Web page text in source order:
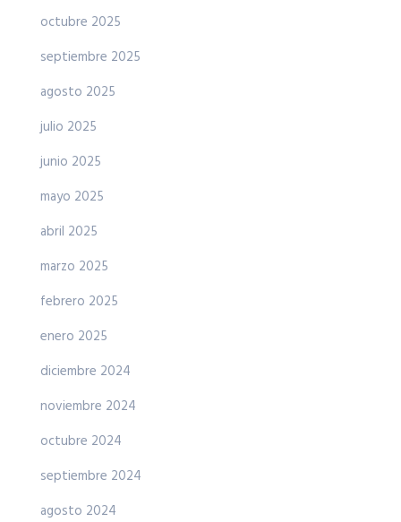
octubre 2025
septiembre 2025
agosto 2025
julio 2025
junio 2025
mayo 2025
abril 2025
marzo 2025
febrero 2025
enero 2025
diciembre 2024
noviembre 2024
octubre 2024
septiembre 2024
agosto 2024